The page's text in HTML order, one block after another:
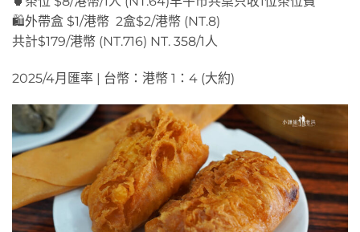
🛍️外帶盒 $1/港幣 2盒$2/港幣 (NT.8)
共計$179/港幣 (NT.716) NT. 358/1人
2025/4月匯率 | 台幣：港幣 1：4 (大約)